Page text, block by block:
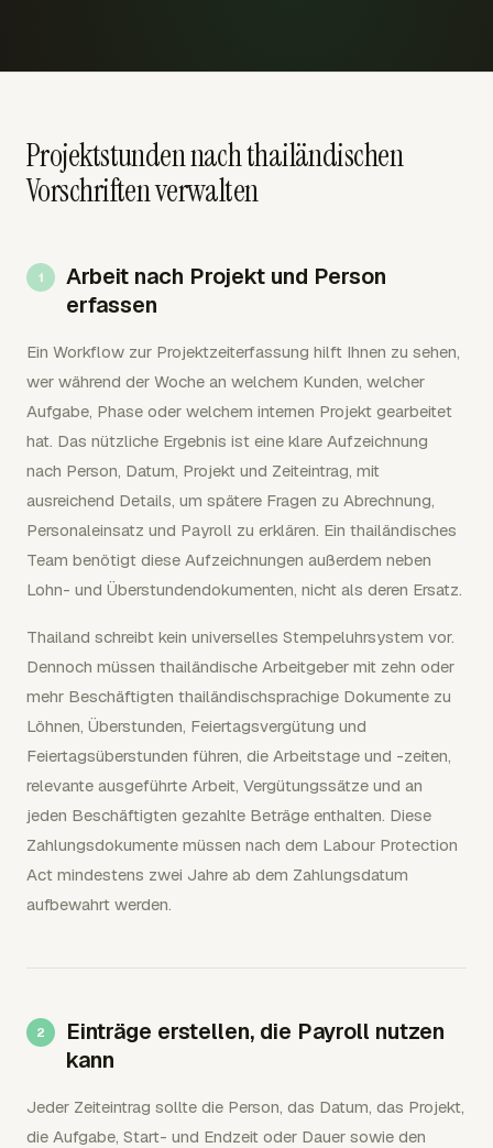
Projektstunden nach thailändischen
Vorschriften verwalten
Arbeit nach Projekt und Person
erfassen
Ein Workflow zur Projektzeiterfassung hilft Ihnen zu sehen,
wer während der Woche an welchem Kunden, welcher
Aufgabe, Phase oder welchem internen Projekt gearbeitet
hat. Das nützliche Ergebnis ist eine klare Aufzeichnung
nach Person, Datum, Projekt und Zeiteintrag, mit
ausreichend Details, um spätere Fragen zu Abrechnung,
Personaleinsatz und Payroll zu erklären. Ein thailändisches
Team benötigt diese Aufzeichnungen außerdem neben
Lohn- und Überstundendokumenten, nicht als deren Ersatz.
Thailand schreibt kein universelles Stempeluhrsystem vor.
Dennoch müssen thailändische Arbeitgeber mit zehn oder
mehr Beschäftigten thailändischsprachige Dokumente zu
Löhnen, Überstunden, Feiertagsvergütung und
Feiertagsüberstunden führen, die Arbeitstage und -zeiten,
relevante ausgeführte Arbeit, Vergütungssätze und an
jeden Beschäftigten gezahlte Beträge enthalten. Diese
Zahlungsdokumente müssen nach dem Labour Protection
Act mindestens zwei Jahre ab dem Zahlungsdatum
aufbewahrt werden.
Einträge erstellen, die Payroll nutzen
kann
Jeder Zeiteintrag sollte die Person, das Datum, das Projekt,
die Aufgabe, Start- und Endzeit oder Dauer sowie den